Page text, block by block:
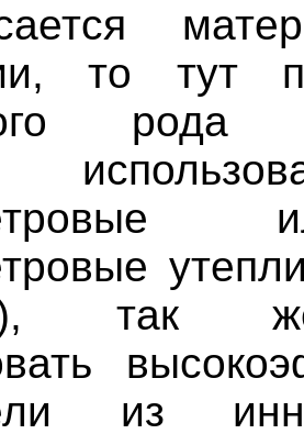
то тут
рода
так
из